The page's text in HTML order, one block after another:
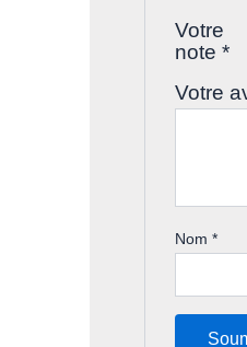
Votre
note *
Votre
Nom *